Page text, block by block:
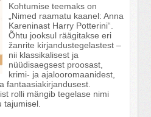
Kohtumise teemaks on
„Nimed raamatu kaanel: Anna
Kareninast Harry Potterini“.
Õhtu jooksul räägitakse eri
žanrite kirjandustegelastest –
nii klassikalisest ja
nüüdisaegsest proosast,
krimi- ja ajalooromaanidest,
fantaasiakirjandusest.
rolli mängib tegelase nimi
tajumisel.